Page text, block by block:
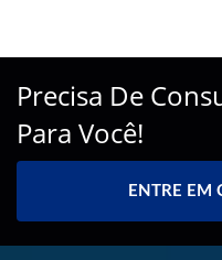
Precisa De
Para Você!
ENTRE EM